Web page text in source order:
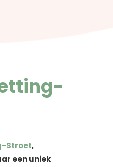
Stroet,
een uniek